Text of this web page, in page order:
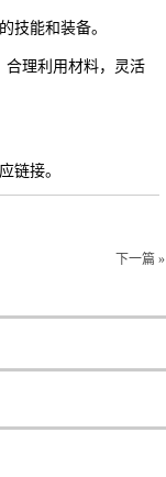
技能和装备。
合理利用材料，灵活
链接。
下一篇 »